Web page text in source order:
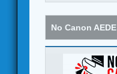
No Canon AEDE